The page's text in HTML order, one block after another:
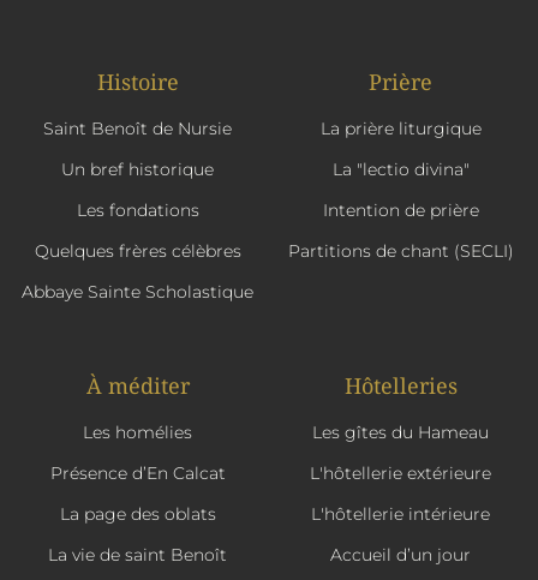
Histoire
Saint Benoît de Nursie
Un bref historique
Les fondations
Quelques frères célèbres
Abbaye Sainte Scholastique
Prière
La prière liturgique
La "lectio divina"
Intention de prière
Partitions de chant (SECLI)
À méditer
Les homélies
Présence d’En Calcat
La page des oblats
La vie de saint Benoît
Hôtelleries
Les gîtes du Hameau
L'hôtellerie extérieure
L'hôtellerie intérieure
Accueil d’un jour